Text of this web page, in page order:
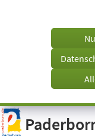
Visuelle
Assistenzsoftware
öffnen.